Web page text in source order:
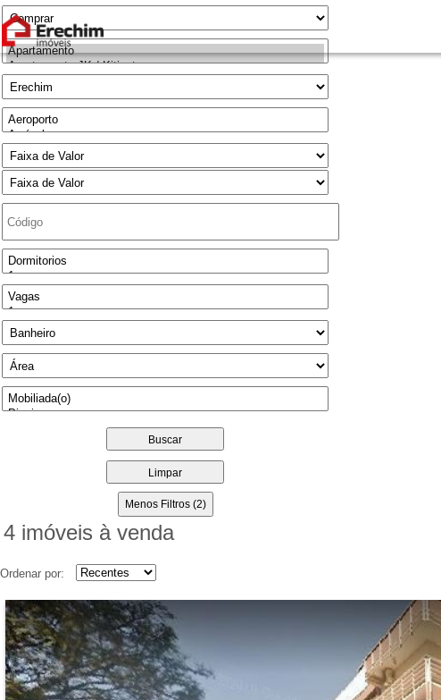
Buscar
Limpar
Menos Filtros (2)
4 imóveis à venda
Ordenar por: